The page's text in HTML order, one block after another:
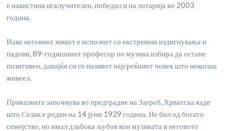
е навистина исклучителен, победил и на лотарија во 2003
година.
Иако неговиот живот е исполнет со екстремни издигнувања и
падови, 89-годишниот професор по музика избира да остане
позитивен, давајќи си го називот најсреќниот човек што некогаш
живеел.
Приказната започнува во предградие на Загреб, Хрватска каде
што Селак е роден на 14 јуни 1929 година. Не бил од богато
семејство, но имал длабока љубов кон музиката и неговото